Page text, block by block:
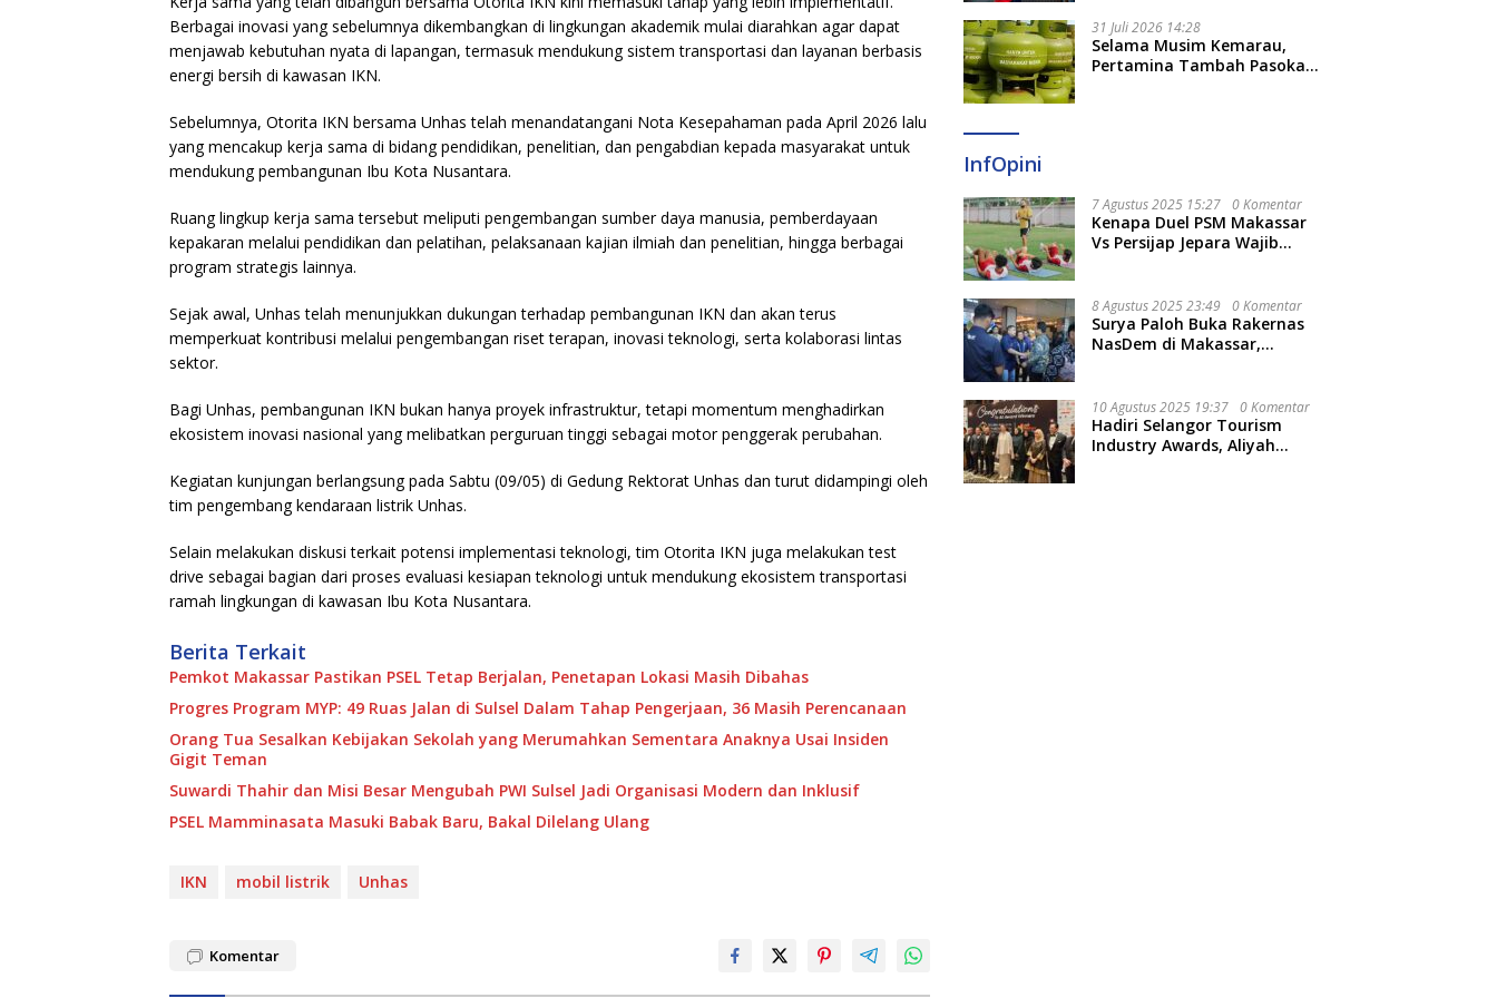
Berbagai inovasi yang sebelumnya dikembangkan di lingkungan akademik mulai diarahkan agar dapat
menjawab kebutuhan nyata di lapangan, termasuk mendukung sistem transportasi dan layanan berbasis
energi bersih di kawasan IKN.
Sebelumnya, Otorita IKN bersama Unhas telah menandatangani Nota Kesepahaman pada April 2026 lalu
yang mencakup kerja sama di bidang pendidikan, penelitian, dan pengabdian kepada masyarakat untuk
mendukung pembangunan Ibu Kota Nusantara.
Ruang lingkup kerja sama tersebut meliputi pengembangan sumber daya manusia, pemberdayaan
kepakaran melalui pendidikan dan pelatihan, pelaksanaan kajian ilmiah dan penelitian, hingga berbagai
program strategis lainnya.
Sejak awal, Unhas telah menunjukkan dukungan terhadap pembangunan IKN dan akan terus
memperkuat kontribusi melalui pengembangan riset terapan, inovasi teknologi, serta kolaborasi lintas
sektor.
Bagi Unhas, pembangunan IKN bukan hanya proyek infrastruktur, tetapi momentum menghadirkan
ekosistem inovasi nasional yang melibatkan perguruan tinggi sebagai motor penggerak perubahan.
Kegiatan kunjungan berlangsung pada Sabtu (09/05) di Gedung Rektorat Unhas dan turut didampingi oleh
tim pengembang kendaraan listrik Unhas.
Selain melakukan diskusi terkait potensi implementasi teknologi, tim Otorita IKN juga melakukan test
drive sebagai bagian dari proses evaluasi kesiapan teknologi untuk mendukung ekosistem transportasi
ramah lingkungan di kawasan Ibu Kota Nusantara.
Berita Terkait
Pemkot Makassar Pastikan PSEL Tetap Berjalan, Penetapan Lokasi Masih Dibahas
Progres Program MYP: 49 Ruas Jalan di Sulsel Dalam Tahap Pengerjaan, 36 Masih Perencanaan
Orang Tua Sesalkan Kebijakan Sekolah yang Merumahkan Sementara Anaknya Usai Insiden
Gigit Teman
Suwardi Thahir dan Misi Besar Mengubah PWI Sulsel Jadi Organisasi Modern dan Inklusif
PSEL Mamminasata Masuki Babak Baru, Bakal Dilelang Ulang
IKN mobil listrik Unhas
Komentar
31 Juli 2026 14:28
Selama Musim Kemarau,
Pertamina Tambah Pasokan
InfOpini
7 Agustus 2025 15:27 0 Komentar
Kenapa Duel PSM Makassar
Vs Persijap Jepara Wajib
8 Agustus 2025 23:49 0 Komentar
Surya Paloh Buka Rakernas
NasDem di Makassar,
10 Agustus 2025 19:37 0 Komentar
Hadiri Selangor Tourism
Industry Awards, Aliyah